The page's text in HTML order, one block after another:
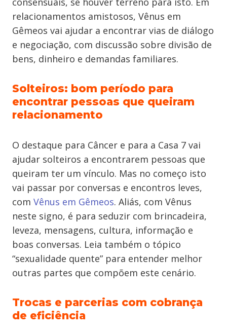
relacionamentos amistosos, Vênus em
Gêmeos vai ajudar a encontrar vias de diálogo
e negociação, com discussão sobre divisão de
bens, dinheiro e demandas familiares.
Solteiros: bom período para
encontrar pessoas que queiram
relacionamento
O destaque para Câncer e para a Casa 7 vai
ajudar solteiros a encontrarem pessoas que
queiram ter um vínculo. Mas no começo isto
vai passar por conversas e encontros leves,
com Vênus em Gêmeos. Aliás, com Vênus
neste signo, é para seduzir com brincadeira,
leveza, mensagens, cultura, informação e
boas conversas. Leia também o tópico
“sexualidade quente” para entender melhor
outras partes que compõem este cenário.
Trocas e parcerias com cobrança
de eficiência